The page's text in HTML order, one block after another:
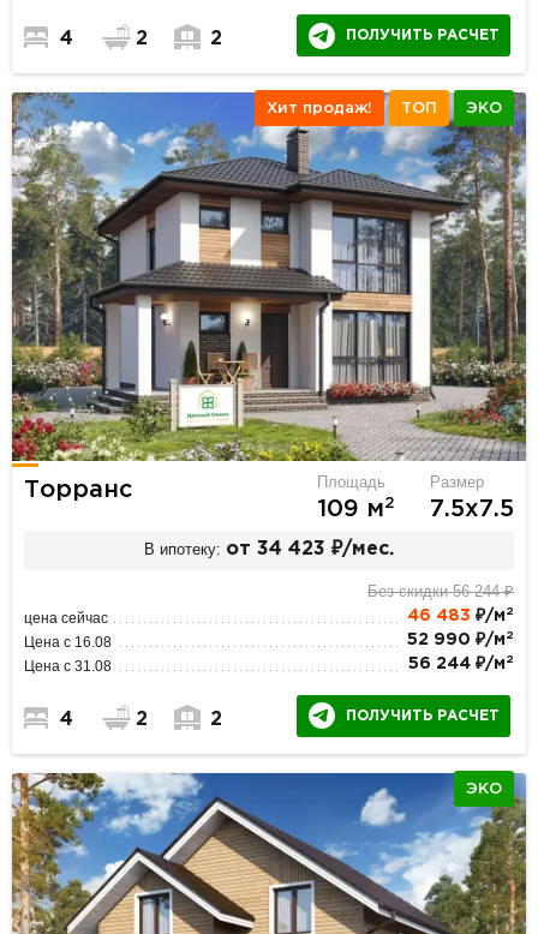
4 2 2 ПОЛУЧИТЬ РАСЧЕТ
Хит продаж! ТОП ЭКО
Торранс Площадь
109 м2
Размер
7.5х7.5
В ипотеку: от 34 423 ₽/мес.
Без скидки 56 244 ₽
цена сейчас 46 483 ₽/м 2
Цена с 16.08 52 990 ₽/м 2
Цена с 31.08 56 244 ₽/м 2
4 2 2 ПОЛУЧИТЬ РАСЧЕТ
ЭКО